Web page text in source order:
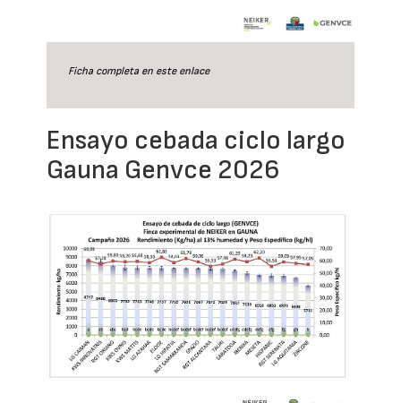
Ficha completa en este enlace
Ensayo cebada ciclo largo
Gauna Genvce 2026